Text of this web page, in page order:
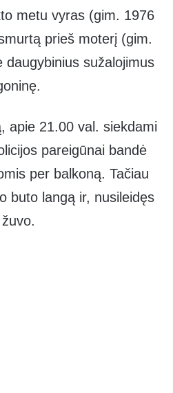
metu vyras (gim. 1976
prieš moterį (gim.
sužalojimus
apie 21.00 val. siekdami
pareigūnai bandė
per balkoną. Tačiau
buto langą ir, nusileidęs